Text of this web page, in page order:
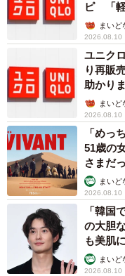
ピ 「軽
の声まいど
2026.08.10
ユニク
り再販
助かり
まいど
2026.08.10
「めっ
51歳の
さまだ
まいど
2026.08.10
「韓国
の大胆
も美肌
っこい
まいど
2026.08.10